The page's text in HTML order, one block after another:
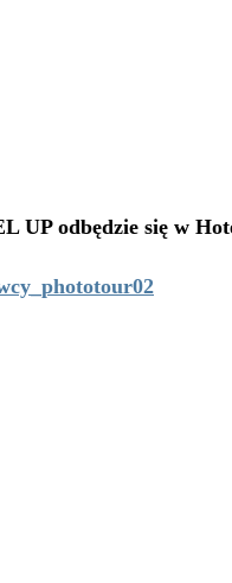
UP odbędzie się w